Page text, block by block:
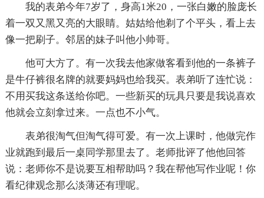
我的表弟今年7岁了，身高1米20，一张白嫩的脸庞长
着一双又黑又亮的大眼睛。姑姑给他剃了个平头，看上去
像一把刷子。邻居的妹子叫他小帅哥。
他可大方了。有一次我去他家做客看到他的一条裤子
是牛仔裤很名牌的就要妈妈也给我买。表弟听了连忙说：
不用买我这条送给你吧。一些新买的玩具只要是我说喜欢
他就会立刻拿过来。一点也不小气。
表弟很淘气但淘气得可爱。有一次上课时，他做完作
业就跑到最后一桌同学那里去了。老师批评了他他回答
说：老师你不是说要互相帮助吗？我在帮他写作业呢！你
看纪律观念那么淡薄还有理呢。